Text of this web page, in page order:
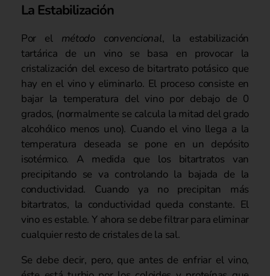
La Estabilización
Por el método convencional, la estabilización
tartárica de un vino se basa en provocar la
cristalización del exceso de bitartrato potásico que
hay en el vino y eliminarlo. El proceso consiste en
bajar la temperatura del vino por debajo de 0
grados, (normalmente se calcula la mitad del grado
alcohólico menos uno). Cuando el vino llega a la
temperatura deseada se pone en un depósito
isotérmico. A medida que los bitartratos van
precipitando se va controlando la bajada de la
conductividad. Cuando ya no precipitan más
bitartratos, la conductividad queda constante. El
vino es estable. Y ahora se debe filtrar para eliminar
cualquier resto de cristales de la sal.
Se debe decir, pero, que antes de enfriar el vino,